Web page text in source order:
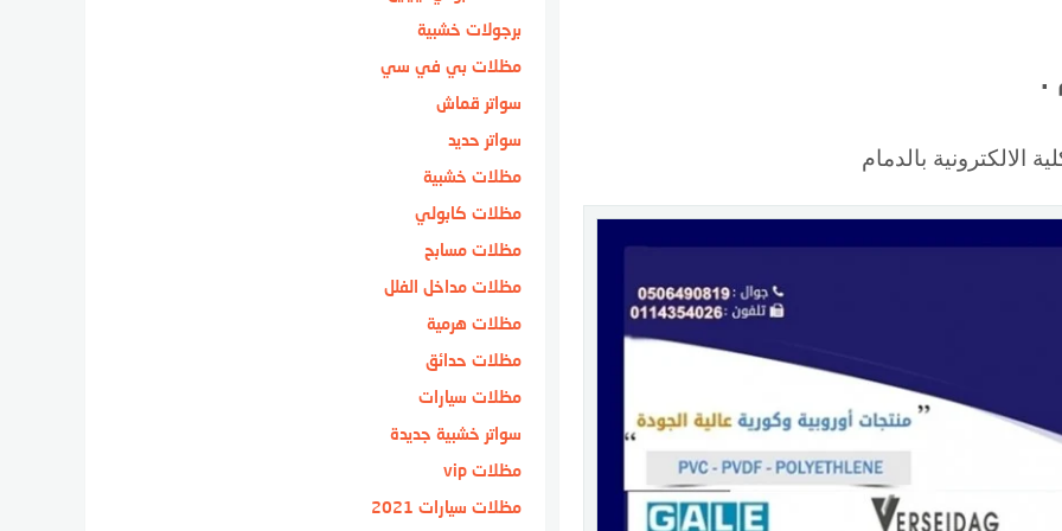
.
الالكترونية بالدمام
برجولات خشبية
مظلات بي في سي
سواتر قماش
سواتر حديد
مظلات خشبية
مظلات كابولي
مظلات مسابح
مظلات مداخل الفلل
مظلات هرمية
مظلات حدائق
مظلات سيارات
سواتر خشبية جديدة
مظلات vip
مظلات سيارات 2021